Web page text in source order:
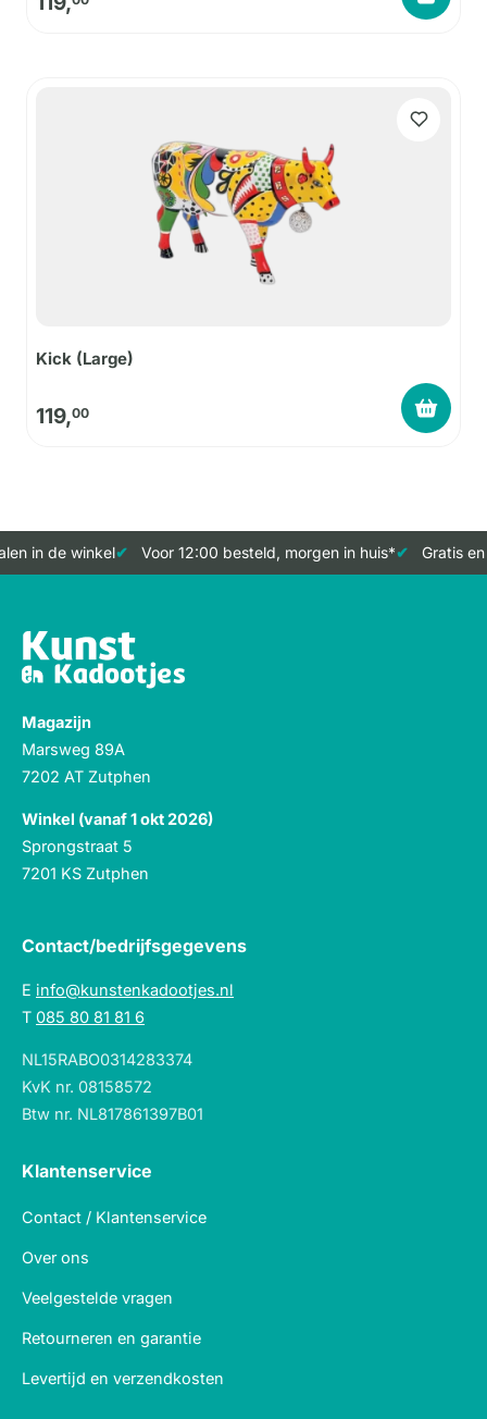
Kick (Large)
119,00
in de winkel Voor 12:00 besteld, morgen in huis* Gratis
Magazijn
Marsweg 89A
7202 AT Zutphen
Winkel (vanaf 1 okt 2026)
Sprongstraat 5
7201 KS Zutphen
Contact/bedrijfsgegevens
E info@kunstenkadootjes.nl
T 085 80 81 81 6
NL15RABO0314283374
KvK nr. 08158572
Btw nr. NL817861397B01
Klantenservice
Contact / Klantenservice
Over ons
Veelgestelde vragen
Retourneren en garantie
Levertijd en verzendkosten